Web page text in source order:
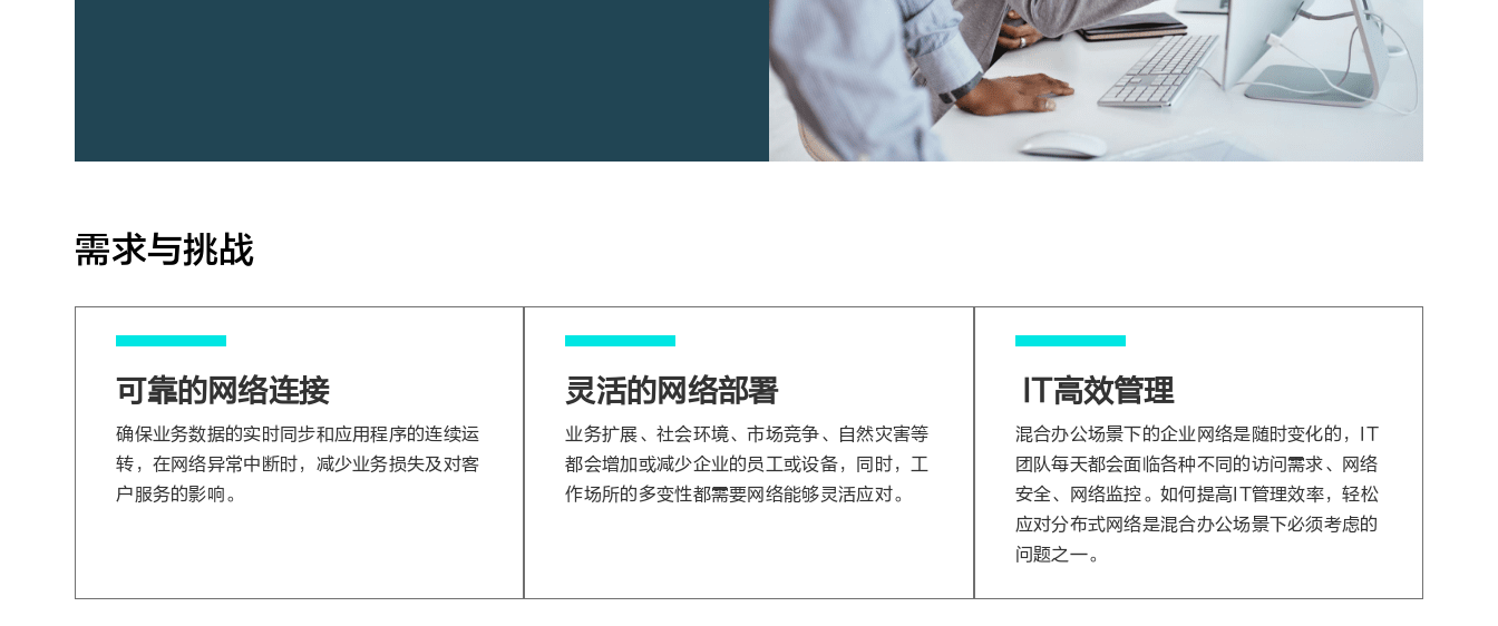
需求与挑战
可靠的网络连接
确保业务数据的实时同步和应用程序的连续运
转，在网络异常中断时，减少业务损失及对客
户服务的影响。
灵活的网络部署
业务扩展、社会环境、市场竞争、自然灾害等
都会增加或减少企业的员工或设备，同时，工
作场所的多变性都需要网络能够灵活应对。
IT高效管理
混合办公场景下的企业网络是随时变化的，IT
团队每天都会面临各种不同的访问需求、网络
安全、网络监控。如何提高IT管理效率，轻松
应对分布式网络是混合办公场景下必须考虑的
问题之一。